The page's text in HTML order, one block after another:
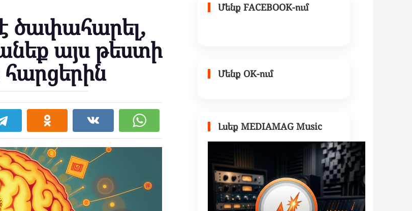
ծափահարել,
այս թեստի
հարցերին
Մենք FACEBOOK-ում
Մենք OK-ում
Լսեք MEDIAMAG Music